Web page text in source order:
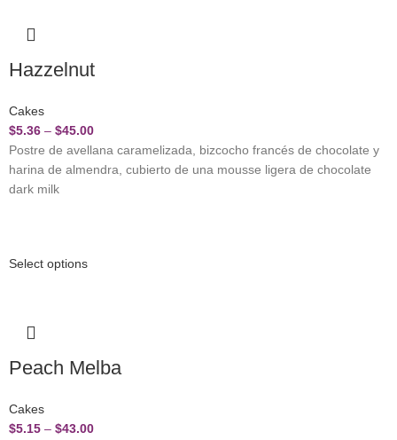
Hazzelnut
Cakes
$5.36 –$45.00
Postre de avellana caramelizada, bizcocho francés de chocolate y
harina de almendra, cubierto de una mousse ligera de chocolate
dark milk
Select options
Peach Melba
Cakes
$5.15 –$43.00